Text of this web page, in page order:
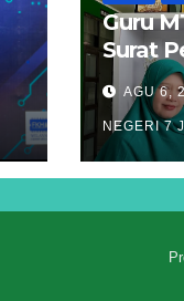
Guru
Surat
Cipta
AGU 6,
NEGERI 7